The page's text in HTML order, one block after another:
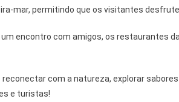
mar, permitindo que os visitantes
encontro com amigos, os restaurantes
com a natureza, explorar
e turistas!